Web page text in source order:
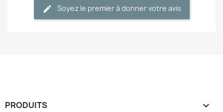
Soyez le premier à donner votre avis
PRODUITS 